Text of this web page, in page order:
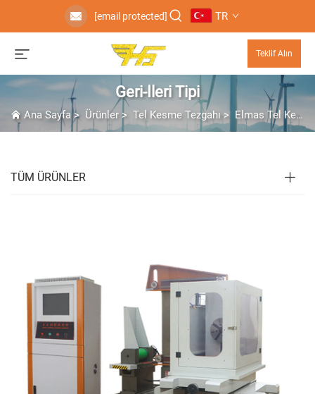
[email protected] TR
Teklif Alın
Geri-İleri Tipi
Ana Sayfa> Ürünler > Tel Kesme Tezgahı> Elmas Tel Kesme Makinesi
TÜM ÜRÜNLER